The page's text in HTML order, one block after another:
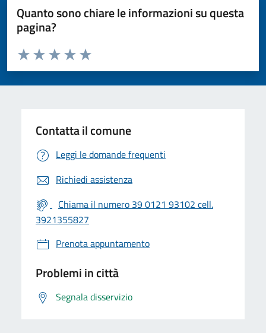
Quanto sono chiare le informazioni su questa
pagina?
Valuta da 1 a 5 stelle la pagina
Valuta 5 stelle su 5
Valuta 4 stelle su 5
Valuta 3 stelle su 5
Valuta 2 stelle su 5
Valuta 1 stelle su 5
Contatta il comune
Leggi le domande frequenti
Richiedi assistenza
Chiama il numero 39 0121 93102 cell.
3921355827
Prenota appuntamento
Problemi in città
Segnala disservizio